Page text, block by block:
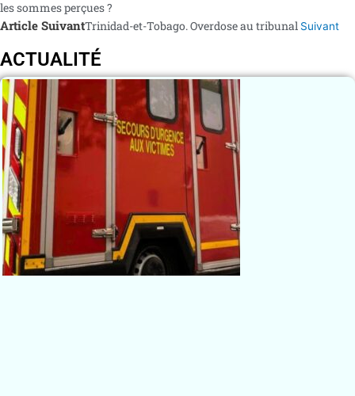
les sommes perçues ?
Article SuivantTrinidad-et-Tobago. Overdose au tribunal Suivant
ACTUALITÉ